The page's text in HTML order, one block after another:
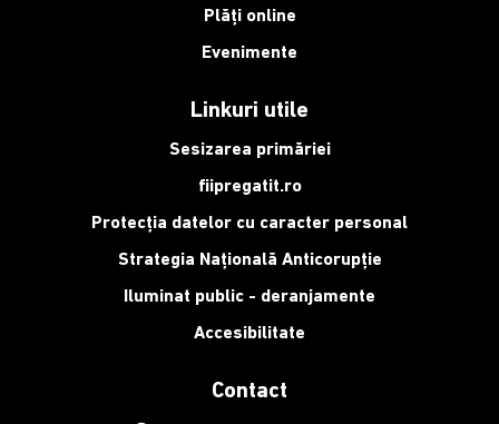
Plăți online
Evenimente
Linkuri utile
Sesizarea primăriei
fiipregatit.ro
Protecția datelor cu caracter personal
Strategia Națională Anticorupție
Iluminat public - deranjamente
Accesibilitate
Contact